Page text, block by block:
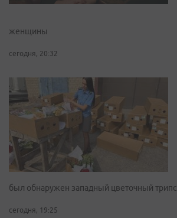
женщины
сегодня, 20:32
был обнаружен западный цветочный трипс
сегодня, 19:25